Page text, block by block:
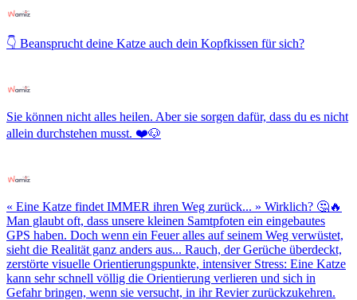
👇 Beansprucht deine Katze auch dein Kopfkissen für sich?
Sie können nicht alles heilen. Aber sie sorgen dafür, dass du es nicht
allein durchstehen musst. ❤️🐶
« Eine Katze findet IMMER ihren Weg zurück... » Wirklich? 🤔🔥
Man glaubt oft, dass unsere kleinen Samtpfoten ein eingebautes
GPS haben. Doch wenn ein Feuer alles auf seinem Weg verwüstet,
sieht die Realität ganz anders aus... Rauch, der Gerüche überdeckt,
zerstörte visuelle Orientierungspunkte, intensiver Stress: Eine Katze
kann sehr schnell völlig die Orientierung verlieren und sich in
Gefahr bringen, wenn sie versucht, in ihr Revier zurückzukehren.